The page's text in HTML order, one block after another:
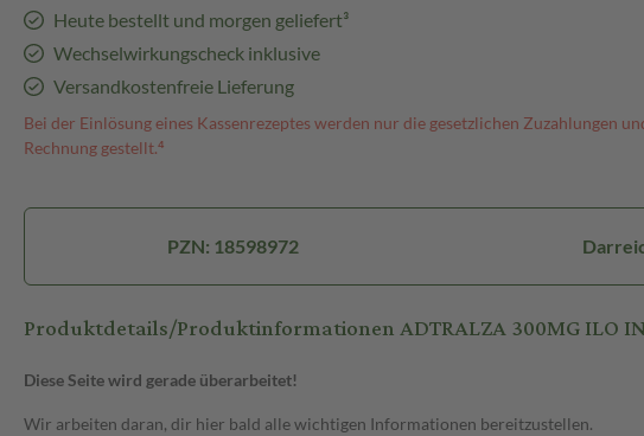
Heute bestellt und morgen geliefert³
Wechselwirkungscheck inklusive
Versandkostenfreie Lieferung
Bei der Einlösung eines Kassenrezeptes werden nur die gesetzlichen Zuzahlungen
Rechnung gestellt.⁴
PZN: 18598972
Produktdetails/Produktinformationen ADTRALZA 300MG ILO
Diese Seite wird gerade überarbeitet!
Wir arbeiten daran, dir hier bald alle wichtigen Informationen bereitzustellen.